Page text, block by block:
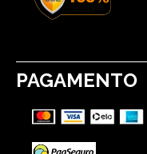
PAGAMENTO